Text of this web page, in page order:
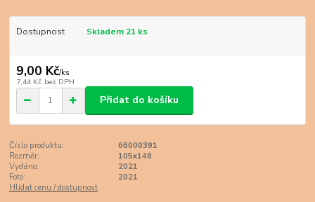
Dostupnost Skladem 21 ks
9,00 Kč/ks
7,44 Kč bez DPH
Přidat do košíku
Číslo produktu:
66000391
Rozměr:
105x148
Vydáno:
2021
Foto:
2021
Hlídat cenu / dostupnost